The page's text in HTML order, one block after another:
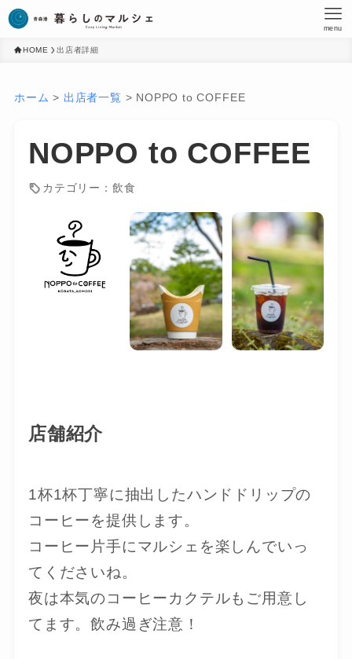
menu
HOME 出店者詳細
ホーム > 出店者一覧 > NOPPO to COFFEE
NOPPO to COFFEE
カテゴリー：飲食
店舗紹介
1杯1杯丁寧に抽出したハンドドリップの
コーヒーを提供します。
コーヒー片手にマルシェを楽しんでいっ
てくださいね。
夜は本気のコーヒーカクテルもご用意し
てます。飲み過ぎ注意！